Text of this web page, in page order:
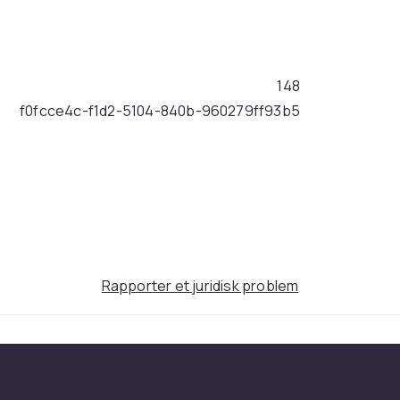
148
f0fcce4c-f1d2-5104-840b-960279ff93b5
Rapporter et juridisk problem